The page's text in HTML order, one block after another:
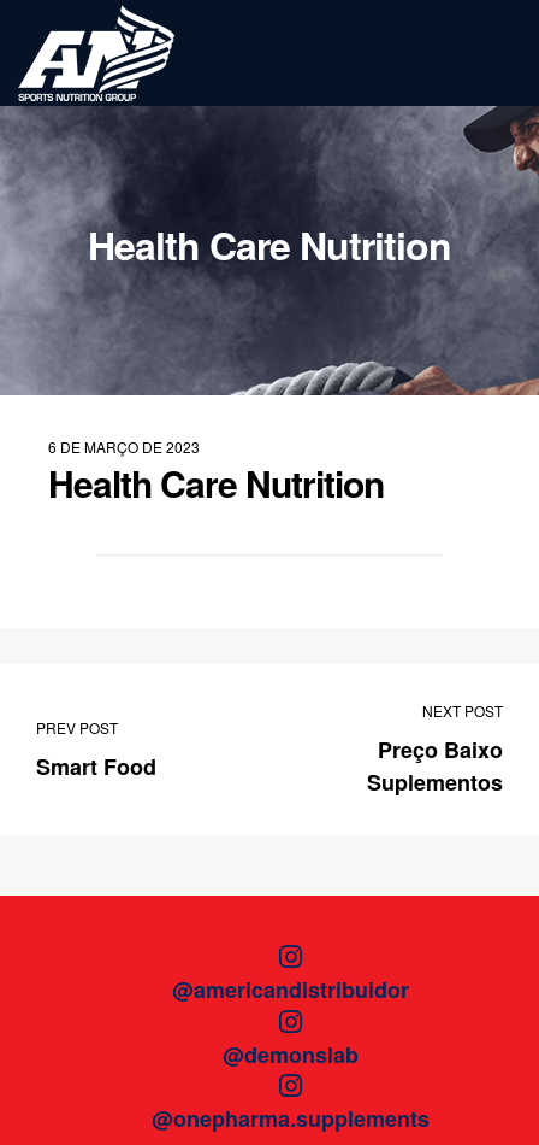
Health Care Nutrition
6 DE MARÇO DE 2023
Health Care Nutrition
PREV POST
Smart Food
NEXT POST
Preço Baixo
Suplementos
@americandistribuidor
@demonslab
@onepharma.supplements